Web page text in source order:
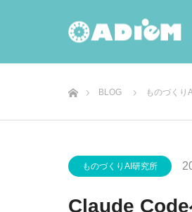
BLOG ものづくり
ものづくりAI研究所
Claude